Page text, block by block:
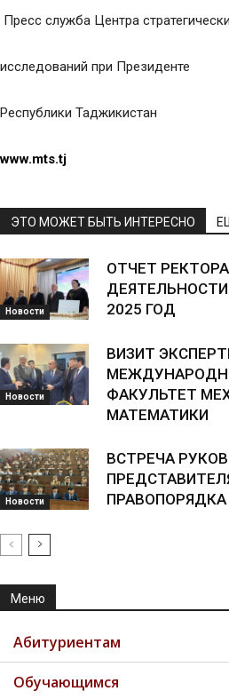
Пресс служба Центра
исследований при Президенте
Республики Таджикистан
www.mts.tj
ЭТО МОЖЕТ БЫТЬ ИНТЕРЕСНО
Новости
ОТЧЕТ
2025 ГОД
Новости
ВИЗИТ
ФАКУЛЬТЕТ
МАТЕМАТИКИ
Новости
ВСТРЕЧА
Меню
Абитуриентам
Обучающимся